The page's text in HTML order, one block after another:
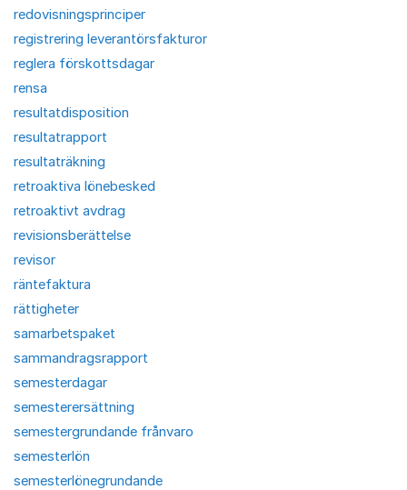
redovisningsprinciper
registrering leverantörsfakturor
reglera förskottsdagar
rensa
resultatdisposition
resultatrapport
resultaträkning
retroaktiva lönebesked
retroaktivt avdrag
revisionsberättelse
revisor
räntefaktura
rättigheter
samarbetspaket
sammandragsrapport
semesterdagar
semesterersättning
semestergrundande frånvaro
semesterlön
semesterlönegrundande